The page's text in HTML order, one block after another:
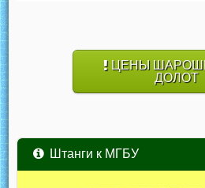
ЦЕНЫ
ДОЛОТ
Штанги к МГБУ